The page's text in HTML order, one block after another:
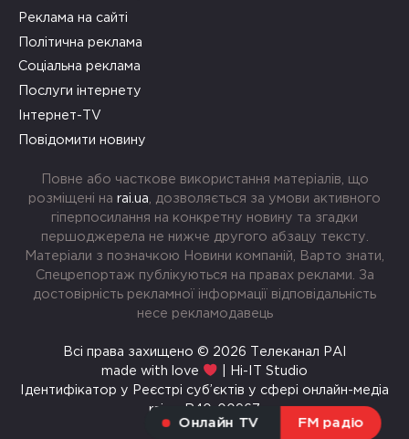
Онлайн TV FM радіо
Реклама на сайті
Політична реклама
Соціальна реклама
Послуги інтернету
Інтернет-TV
Повідомити новину
Повне або часткове використання матеріалів, що
розміщені на rai.ua , дозволяється за умови активного
гіперпосилання на конкретну новину та згадки
першоджерела не нижче другого абзацу тексту.
Матеріали з позначкою Новини компаній, Варто знати,
Спецрепортаж публікуються на правах реклами. За
достовірність рекламної інформації відповідальність
несе рекламодавець
Всі права захищено © 2026 Телеканал РАІ
made with love
| Hi-IT Studio
Ідентифікатор у Реєстрі суб’єктів у сфері онлайн-медіа
rai.ua R40-00967